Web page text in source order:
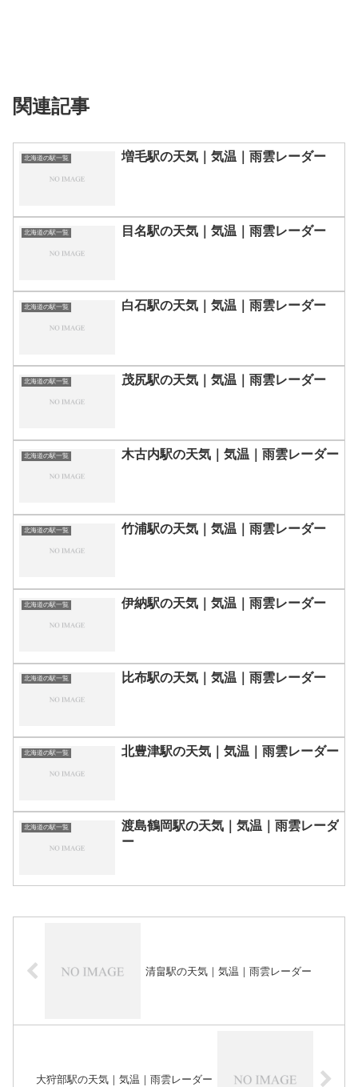
関連記事
北海道の駅一覧 増毛駅の天気｜気温｜雨雲レーダー
北海道の駅一覧 目名駅の天気｜気温｜雨雲レーダー
北海道の駅一覧 白石駅の天気｜気温｜雨雲レーダー
北海道の駅一覧 茂尻駅の天気｜気温｜雨雲レーダー
北海道の駅一覧 木古内駅の天気｜気温｜雨雲レーダー
北海道の駅一覧 竹浦駅の天気｜気温｜雨雲レーダー
北海道の駅一覧 伊納駅の天気｜気温｜雨雲レーダー
北海道の駅一覧 比布駅の天気｜気温｜雨雲レーダー
北海道の駅一覧 北豊津駅の天気｜気温｜雨雲レーダー
北海道の駅一覧
渡島鶴岡駅の天気｜気温｜雨雲レーダ
ー
清畠駅の天気｜気温｜雨雲レーダー
大狩部駅の天気｜気温｜雨雲レーダー